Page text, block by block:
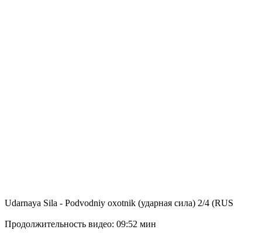
Udarnaya Sila - Podvodniy oxotnik (ударная сила) 2/4 (RUS
Продолжительность видео: 09:52 мин